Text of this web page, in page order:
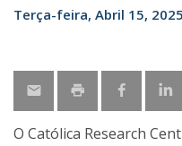
Terça-feira, Abril 15,
O Católica Research